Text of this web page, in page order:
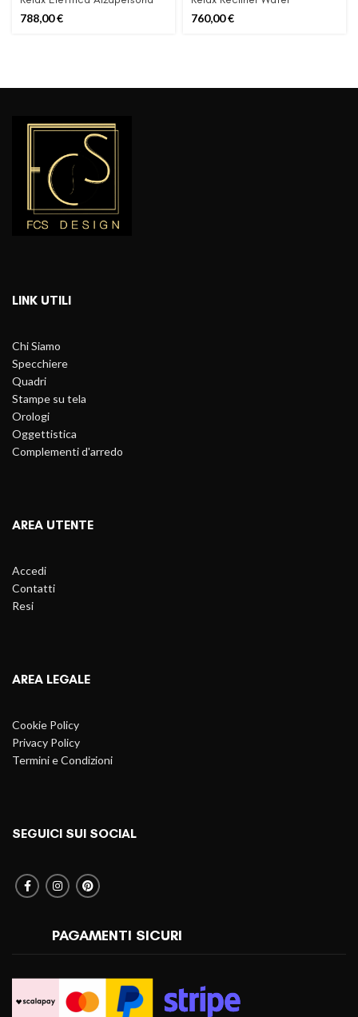
788,00€
Repellent
760,00€
LINK UTILI
Chi Siamo
Specchiere
Quadri
Stampe su tela
Orologi
Oggettistica
Complementi d'arredo
AREA UTENTE
Accedi
Contatti
Resi
AREA LEGALE
Cookie Policy
Privacy Policy
Termini e Condizioni
SEGUICI SUI SOCIAL
PAGAMENTI SICURI